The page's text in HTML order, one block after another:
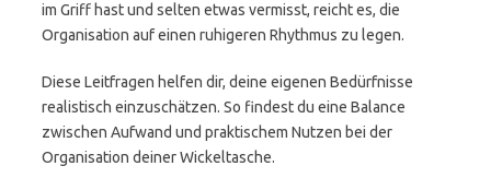
im Griff hast und selten etwas vermisst, reicht es, die
Organisation auf einen ruhigeren Rhythmus zu legen.
Diese Leitfragen helfen dir, deine eigenen Bedürfnisse
realistisch einzuschätzen. So findest du eine Balance
zwischen Aufwand und praktischem Nutzen bei der
Organisation deiner Wickeltasche.